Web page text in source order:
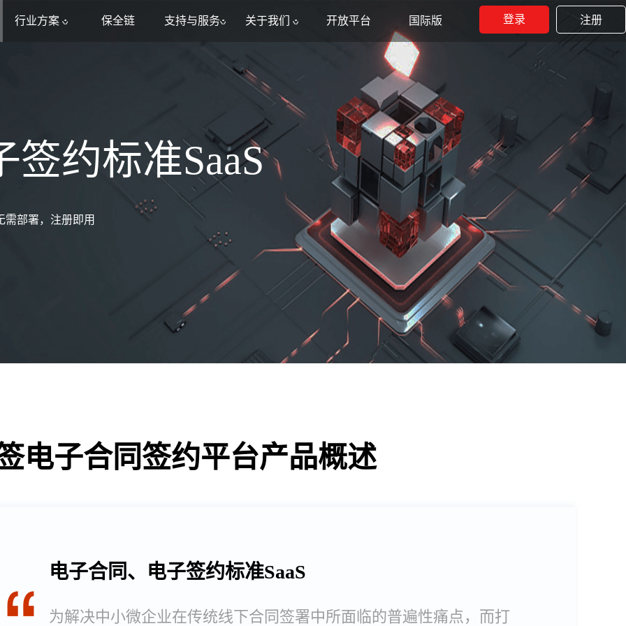
行业方案 保全链 支持与服务 关于我们 开放平台 国际版 登录 注册
约标准SaaS
需部署，注册即用
电子合同签约平台产品概述
电子合同、电子签约标准SaaS
为解决中小微企业在传统线下合同签署中所面临的普遍性痛点，而打